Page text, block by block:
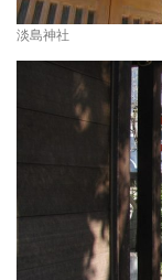
淡島神社